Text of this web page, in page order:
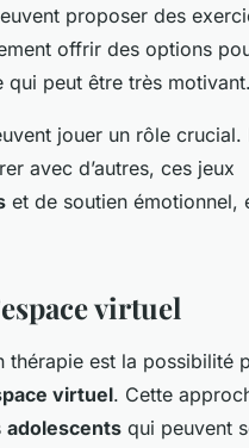
proposer des
offrir des options
qui peut être très motivant.
jouer un rôle crucial.
avec d’autres, ces jeux
et de soutien émotionnel,
virtuel
thérapie est la possibilité
virtuel. Cette
adolescents qui peuvent